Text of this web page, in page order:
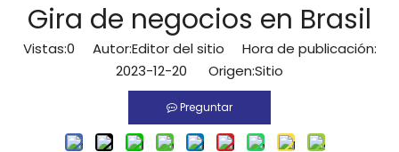
Gira de negocios en Brasil
Vistas:0 Autor:Editor del sitio Hora de publicación:
2023-12-20 Origen:Sitio
Preguntar